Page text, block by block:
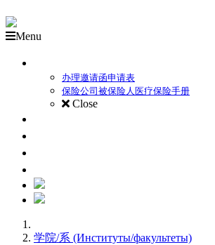
Menu
办理邀请函申请表
保险公司被保险人医疗保险手册
Close
学院/系 (Институты/факультеты)